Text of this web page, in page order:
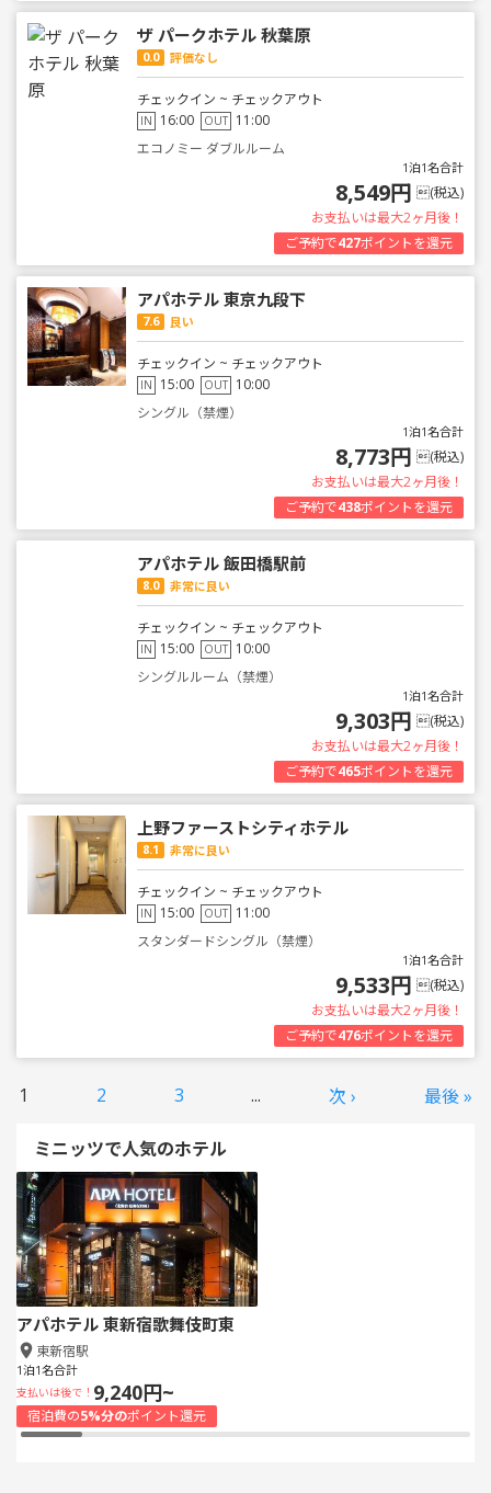
ザ パークホテル 秋葉原
0.0 評価なし
チェックイン ~ チェックアウト
IN 16:00 OUT 11:00
エコノミー ダブルルーム
1泊1名合計
8,549円 (税込)
お支払いは最大2ヶ月後！
ご予約で427ポイントを還元
アパホテル 東京九段下
7.6 良い
チェックイン ~ チェックアウト
IN 15:00 OUT 10:00
シングル（禁煙）
1泊1名合計
8,773円 (税込)
お支払いは最大2ヶ月後！
ご予約で438ポイントを還元
アパホテル 飯田橋駅前
8.0 非常に良い
チェックイン ~ チェックアウト
IN 15:00 OUT 10:00
シングルルーム（禁煙）
1泊1名合計
9,303円 (税込)
お支払いは最大2ヶ月後！
ご予約で465ポイントを還元
上野ファーストシティホテル
8.1 非常に良い
チェックイン ~ チェックアウト
IN 15:00 OUT 11:00
スタンダードシングル（禁煙）
1泊1名合計
9,533円 (税込)
お支払いは最大2ヶ月後！
ご予約で476ポイントを還元
1 2 3 ... 次 › 最後 »
ミニッツで人気のホテル
アパホテル 東新宿歌舞伎町東
東新宿駅
1泊1名合計
支払いは後で！ 9,240円~
宿泊費の5%分のポイント還元